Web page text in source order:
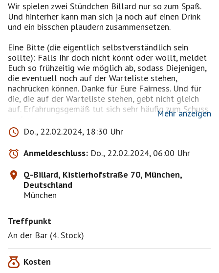
Wir spielen zwei Stündchen Billard nur so zum Spaß.
Und hinterher kann man sich ja noch auf einen Drink
und ein bisschen plaudern zusammensetzen.
Eine Bitte (die eigentlich selbstverständlich sein
sollte): Falls Ihr doch nicht könnt oder wollt, meldet
Euch so frühzeitig wie möglich ab, sodass Diejenigen,
die eventuell noch auf der Warteliste stehen,
nachrücken können. Danke für Eure Fairness. Und für
die, die auf der Warteliste stehen, gebt nicht gleich
auf. Erfahrungsgemäß tut sich sehr häufig zum Schuss
Hinweis: Für absolute Neueinsteiger/Anfänger ist
dieses Event nicht wirklich der richtige Einstieg um
Billard kennenzulernen.
Und noch ein Hinweis: Das Q-Billard ist gut mit der U-
Bahn zu erreichen. U3, Haltestelle Aidenbachstraße.
das Q-Billard befindet sich im 4. Stock.
Mehr anzeigen
Do., 22.02.2024, 18:30 Uhr
Anmeldeschluss: Do., 22.02.2024, 06:00 Uhr
Q-Billard, Kistlerhofstraße 70, München,
Deutschland
München
Treffpunkt
An der Bar (4. Stock)
Kosten